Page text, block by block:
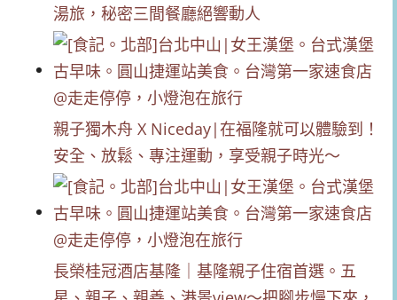
湯旅，秘密三間餐廳絕響動人
親子獨木舟 X Niceday|在福隆就可以體驗到！
安全、放鬆、專注運動，享受親子時光～
長榮桂冠酒店基隆｜基隆親子住宿首選。五